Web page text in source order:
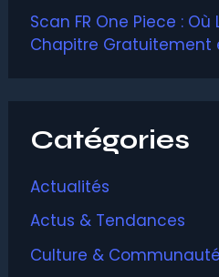
Scan FR One Piece : Où
Chapitre Gratuitement
Catégories
Actualités
Actus & Tendances
Culture & Communauté